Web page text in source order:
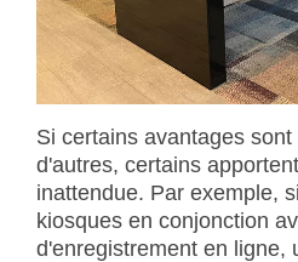
Si certains avantages
d'autres, certains
inattendue. Par exemple,
kiosques en conjonction
d'enregistrement en ligne,